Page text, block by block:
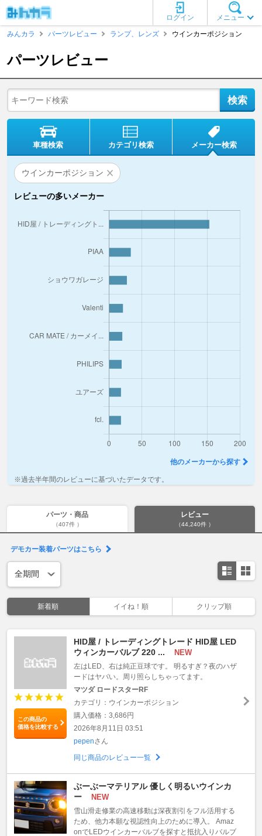
メニュー
ログイン
みんカラ
パーツレビュー ランプ、レンズ ウインカーポジション
パーツレビュー
車種検索 カテゴリ検索 メーカー検索
ウインカーポジション
レビューの多いメーカー
他のメーカーから探す
※過去半年間のレビューに基づいたデータです。
パーツ・商品
（407件 ）
レビュー
（44,240件 ）
デモカー装着パーツはこちら
新着順 イイね！順 クリップ順
この商品の
価格を比較する
HID屋 / トレーディングトレード HID屋 LED
ウィンカーバルブ 220 ...
NEW
左はLED、右は純正豆球です。 明るすぎ？夜のハザ
ードはヤバい。周り照らしちゃってます。
マツダ ロードスターRF
カテゴリ：ウインカーポジション
購入価格：3,686円
2026年8月11日 03:51
pepenさん
同じ商品のレビュー一覧
ぶーぶーマテリアル 優しく明るいウインカ
ー
NEW
雪山滑走修業の高速移動は深夜割引をフル活用する
ため、他力本願な視認性向上のために導入。 Amaz
onでLEDウインカーバルブを探すと抵抗入りバルブ